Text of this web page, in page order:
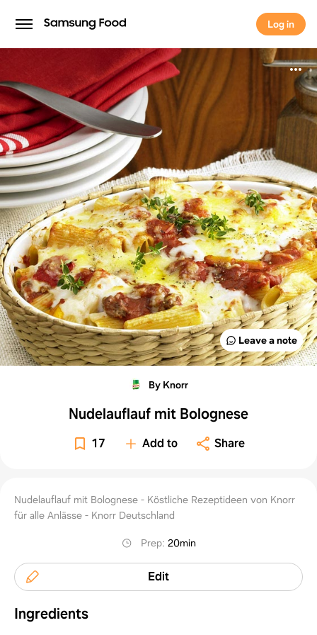
Log in
Log in
Leave a note
By Knorr
Nudelauflauf mit Bolognese
17 Add to Share
Nudelauflauf mit Bolognese - Köstliche Rezeptideen von Knorr
für alle Anlässe - Knorr Deutschland
Prep: 20min
Edit
Ingredients